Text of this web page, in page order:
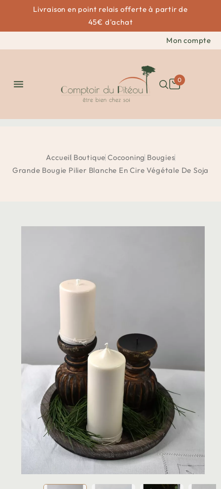
Livraison en point relais offerte à partir de
45€ d'achat
Mon compte
 0
Accueil Boutique Cocooning Bougies
Grande Bougie Pilier Blanche En Cire Végétale De Soja